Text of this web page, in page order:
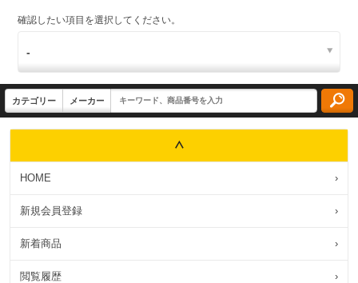
確認したい項目を選択してください。
HOME ›
新規会員登録 ›
新着商品 ›
閲覧履歴 ›